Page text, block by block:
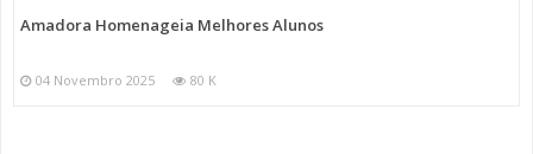
Amadora Homenageia Melhores Alunos
04 Novembro 2025 80 K